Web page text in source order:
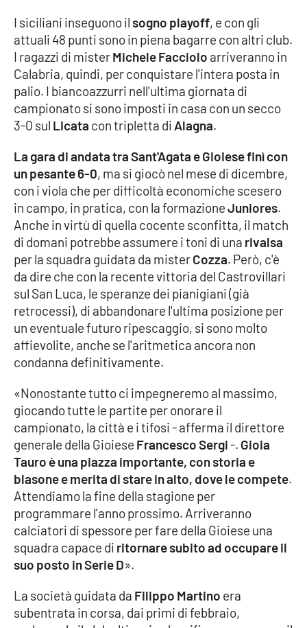
Cultura
Economia e Lavoro
Politica
Società
Sport
RUBRICHE
Good Morning Vietnam
Parchi Marini Calabria
Leggendo Alvaro insieme
Imprese Di Calabria
Le perfidie di Antonella Grippo
Venti di comunicazione
STREAMING
LaC TV
LaC Network
I siciliani inseguono ilsogno playoff, e con gli
attuali 48 punti sono in piena bagarre con altri club.
I ragazzi di misterMichele Facciolo arriveranno in
Calabria, quindi, per conquistare l'intera posta in
palio. I biancoazzurri nell'ultima giornata di
campionato si sono imposti in casa con un secco
3-0 sul Licata con tripletta di Alagna.
La gara di andata tra Sant'Agata e Gioiese finì con
un pesante 6-0, ma si giocò nel mese di dicembre,
con i viola che per difficoltà economiche scesero
in campo, in pratica, con la formazioneJuniores.
Anche in virtù di quella cocente sconfitta, il match
di domani potrebbe assumere i toni di una rivalsa
per la squadra guidata da misterCozza. Però, c'è
da dire che con la recente vittoria del Castrovillari
sul San Luca, le speranze dei pianigiani (già
retrocessi), di abbandonare l'ultima posizione per
un eventuale futuro ripescaggio, si sono molto
affievolite, anche se l'aritmetica ancora non
condanna definitivamente.
«Nonostante tutto ci impegneremo al massimo,
giocando tutte le partite per onorare il
campionato, la città e i tifosi - afferma il direttore
generale della Gioiese Francesco Sergi-. Gioia
Tauro è una piazza importante, con storia e
blasone e merita di stare in alto, dove le compete.
Attendiamo la fine della stagione per
programmare l'anno prossimo. Arriveranno
calciatori di spessore per fare della Gioiese una
squadra capace di ritornare subito ad occupare il
suo posto in Serie D».
La società guidata da Filippo Martino era
subentrata in corsa, dai primi di febbraio,